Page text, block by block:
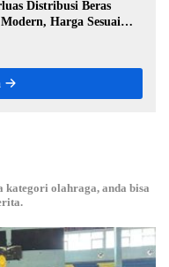
Distribusi Beras
Harga Sesuai
kategori olahraga, anda bisa